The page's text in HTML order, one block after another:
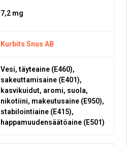
7,2 mg
Kurbits Snus AB
Vesi, täyteaine (E460),
sakeuttamisaine (E401),
kasvikuidut, aromi, suola,
nikotiini, makeutusaine (E950),
stabilointiaine (E415),
happamuudensäätöaine (E501)